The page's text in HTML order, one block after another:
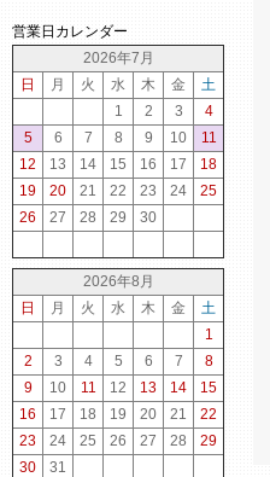
営業日カレンダー
2026年7月
日
月 火 水 木 金
土
1
2 3
4
5
6 7 8 9 10
11
12
13 14 15 16 17
18
19
20 21 22 23 24
25
26
27 28 29 30
2026年8月
日
月 火 水 木 金
土
1
2
3 4 5 6 7
8
9
10 11 12 13 14
15
16
17 18 19 20 21
22
23
24 25 26 27 28
29
30
31